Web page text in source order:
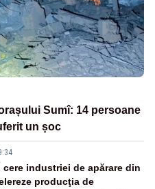
Sumî: 14 persoane
un șoc
cere industriei de apărare din
producţia de